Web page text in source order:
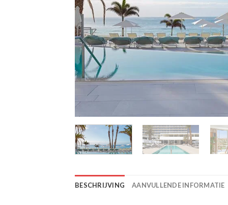
BESCHRIJVING AANVULLENDE INFORMATIE